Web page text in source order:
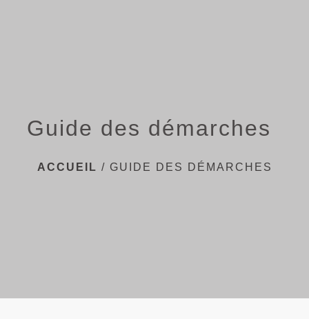
Guide des démarches
ACCUEIL / GUIDE DES DÉMARCHES